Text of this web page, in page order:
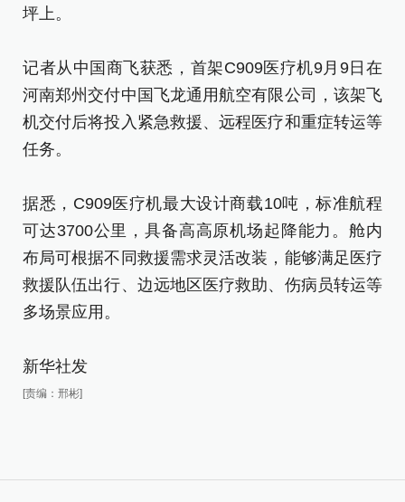
坪上。
记者从中国商飞获悉，首架C909医疗机9月9日在
河南郑州交付中国飞龙通用航空有限公司，该架飞
机交付后将投入紧急救援、远程医疗和重症转运等
任务。
据悉，C909医疗机最大设计商载10吨，标准航程
可达3700公里，具备高高原机场起降能力。舱内
布局可根据不同救援需求灵活改装，能够满足医疗
救援队伍出行、边远地区医疗救助、伤病员转运等
多场景应用。
新华社发
[责编：邢彬]